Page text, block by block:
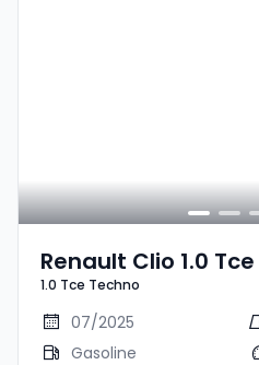
Renault Clio 1.0
1.0 Tce Techno
07/2025
Gasoline